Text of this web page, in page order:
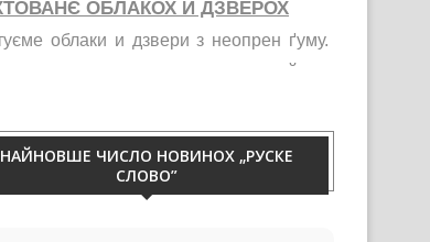
НАЙНОВШЕ ЧИСЛО НОВИНОХ „РУСКЕ
СЛОВО”